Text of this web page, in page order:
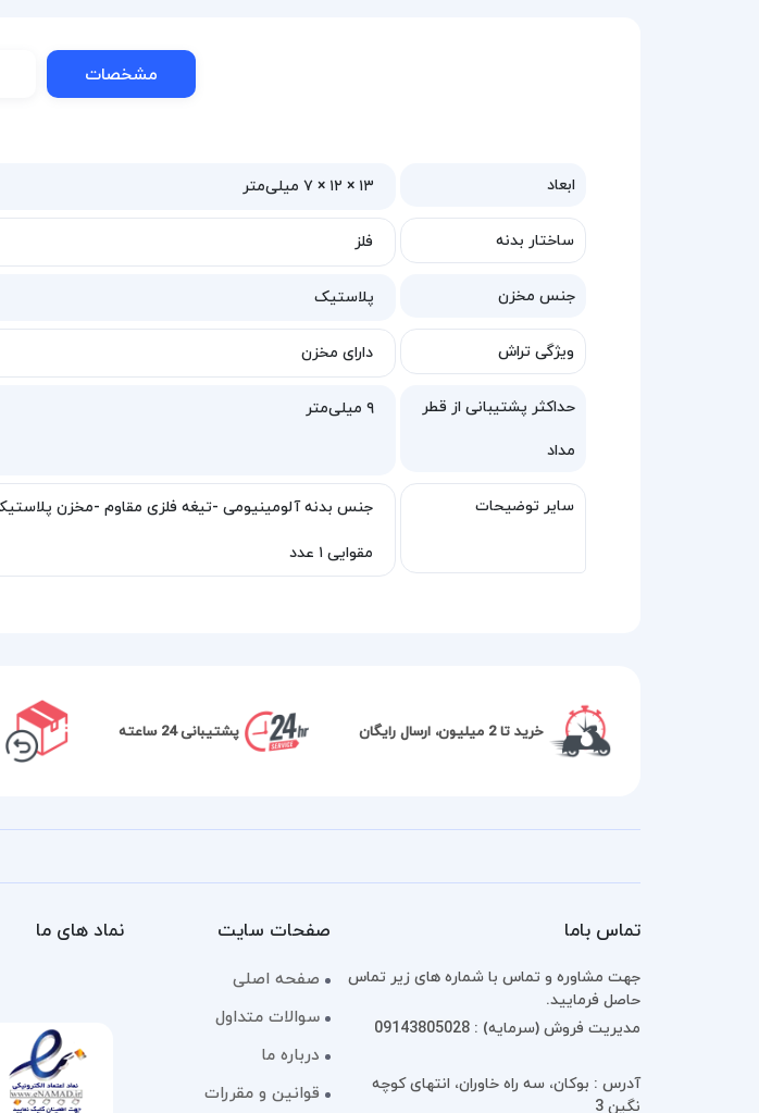
مشخصات
ابعاد
۱۳ × ۱۲ × ۷ میلی‌متر
ساختار بدنه
فلز
جنس مخزن
پلاستیک
ویژگی تراش
دارای مخزن
حداکثر پشتیبانی از قطر
مداد
۹ میلی‌متر
سایر توضیحات
مقوایی ۱ عدد
خرید تا 2 میلیون، ارسال رایگان پشتیبانی 24 ساعته
تماس باما
جهت مشاوره و تماس با شماره های زیر تماس
حاصل فرمایید.
مدیریت فروش (سرمایه) : 09143805028
آدرس : بوکان، سه راه خاوران، انتهای کوچه
نگین 3
صفحات سایت
صفحه اصلی
سوالات متداول
درباره ما
قوانین و مقررات
نماد های ما